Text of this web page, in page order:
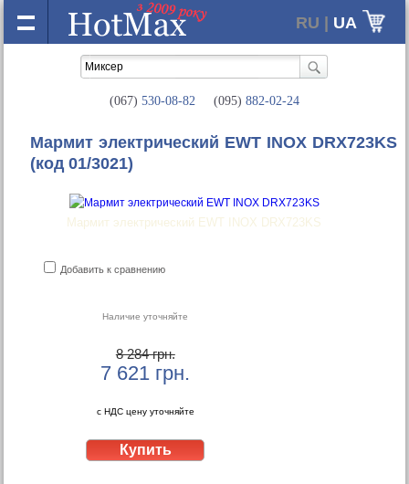
RU | UA
(067) 530-08-82 (095) 882-02-24
Мармит электрический EWT INOX DRX723KS
(код 01/3021)
Мармит электрический EWT INOX DRX723KS
Добавить к сравнению
Наличие уточняйте
8 284 грн.
7 621 грн.
с НДС цену уточняйте